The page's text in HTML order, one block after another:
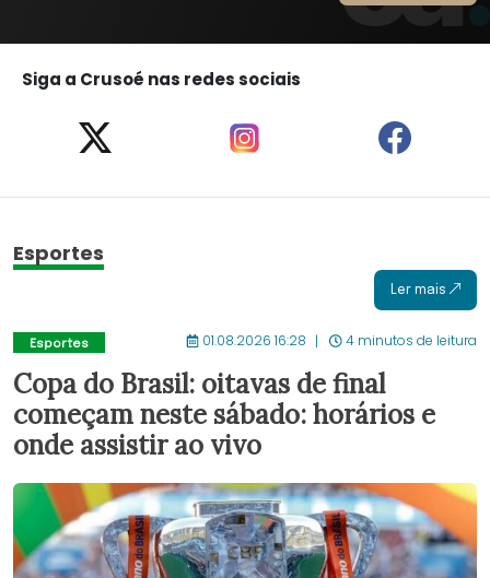
Siga a Crusoé nas redes sociais
Esportes
Ler mais
Esportes 01.08.2026 16:28 4 minutos de leitura
Copa do Brasil: oitavas de final
começam neste sábado: horários e
onde assistir ao vivo